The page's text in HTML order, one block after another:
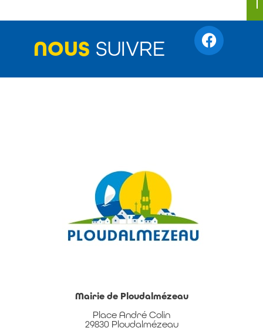
NOUS SUIVRE
Mairie de Ploudalmézeau
Place André Colin
29830 Ploudalmézeau